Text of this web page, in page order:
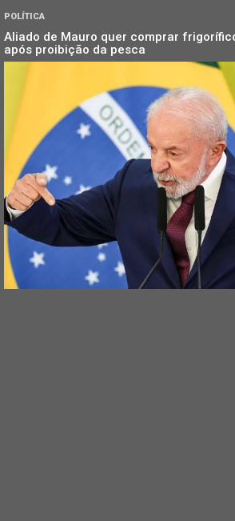
POLÍTICA
Aliado de Mauro quer comprar
após proibição da pesca